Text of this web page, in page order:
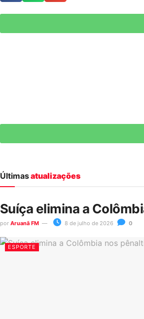
Últimasatualizações
Suíça elimina a
por Aruanã FM 8 de julho de 2026 0
ESPORTE